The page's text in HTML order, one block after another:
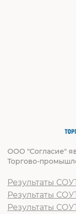
ООО "Согласие"
Торгово-
Результаты
Результаты
Результаты